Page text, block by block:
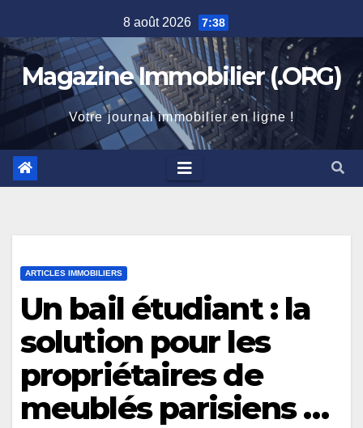
to
content
8 août 2026 7:38
Magazine Immobilier (.ORG)
Votre journal immobilier en ligne !
ARTICLES IMMOBILIERS
Un bail étudiant : la
solution pour les
propriétaires de
meublés parisiens …